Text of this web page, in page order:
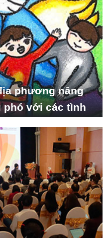
phương nâng
phó với các tình